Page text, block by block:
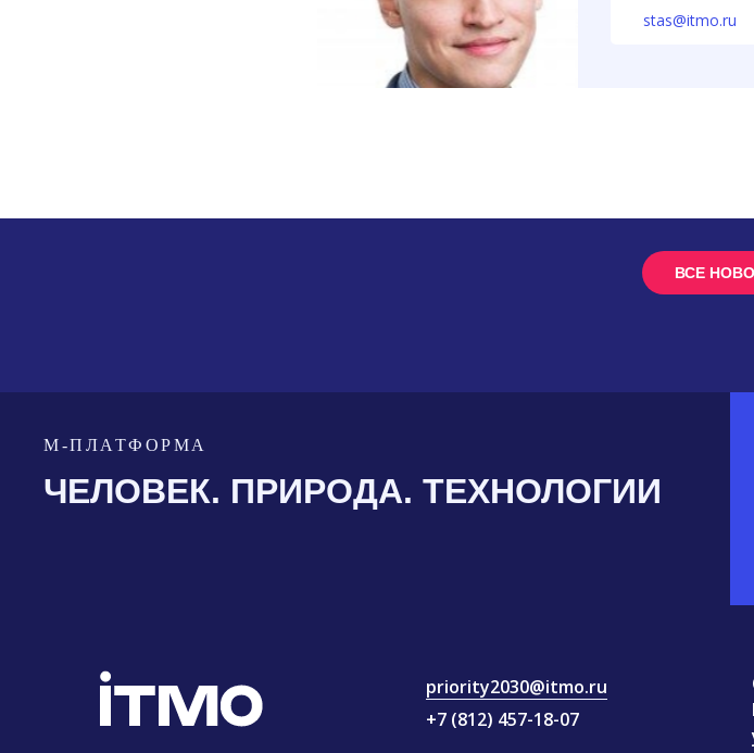
stas@itmo.ru
ВСЕ
М-ПЛАТФОРМА
ЧЕЛОВЕК. ПРИРОДА. ТЕХНОЛОГИИ
priority2030@itmo.ru
+7 (812) 457-18-07